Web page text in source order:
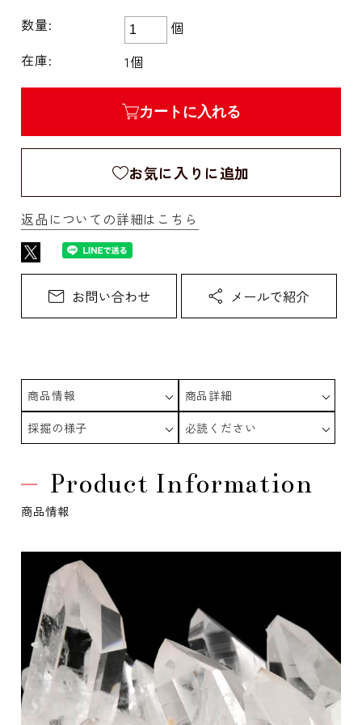
数量:
個
在庫:
1個
カートに入れる
お気に入りに追加
返品についての詳細はこちら
商品情報
商品詳細
採掘の様子
必読ください
Product Information
商品情報